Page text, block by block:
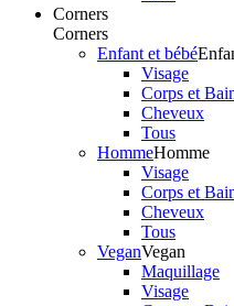
Corners
Corners
Enfant et bébé
Visage
Corps et
Cheveux
Tous
HommeHomme
Visage
Corps et
Cheveux
Tous
VeganVegan
Maquillage
Visage